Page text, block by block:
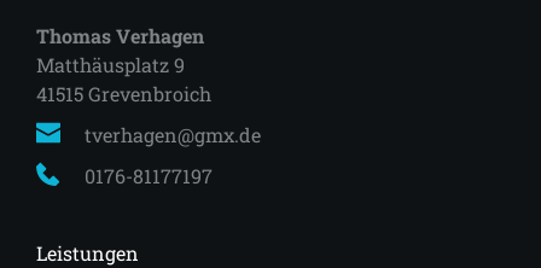
Thomas Verhagen
Matthäusplatz 9
41515 Grevenbroich
tverhagen@gmx.de
0176-81177197
Leistungen